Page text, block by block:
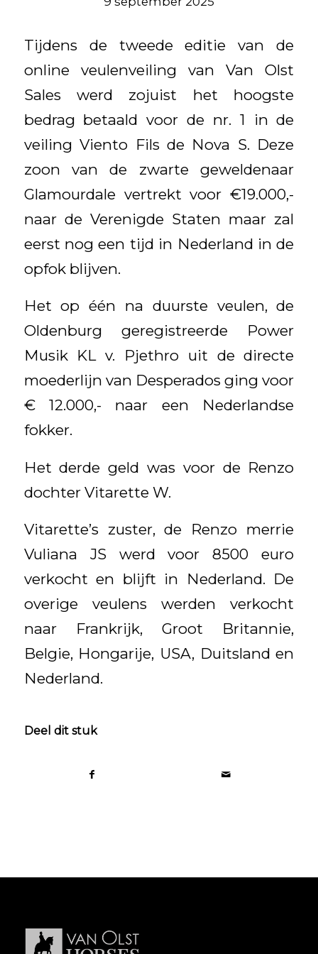
Tijdens de tweede editie van de
online veulenveiling van Van Olst
Sales werd zojuist het hoogste
bedrag betaald voor de nr. 1 in de
veiling Viento Fils de Nova S. Deze
zoon van de zwarte geweldenaar
Glamourdale vertrekt voor €19.000,-
naar de Verenigde Staten maar zal
eerst nog een tijd in Nederland in de
opfok blijven.
Het op één na duurste veulen, de
Oldenburg geregistreerde Power
Musik KL v. Pjethro uit de directe
moederlijn van Desperados ging voor
€ 12.000,- naar een Nederlandse
fokker.
Het derde geld was voor de Renzo
dochter Vitarette W.
Vitarette’s zuster, de Renzo merrie
Vuliana JS werd voor 8500 euro
verkocht en blijft in Nederland. De
overige veulens werden verkocht
naar Frankrijk, Groot Britannie,
Belgie, Hongarije, USA, Duitsland en
Nederland.
Deel dit stuk